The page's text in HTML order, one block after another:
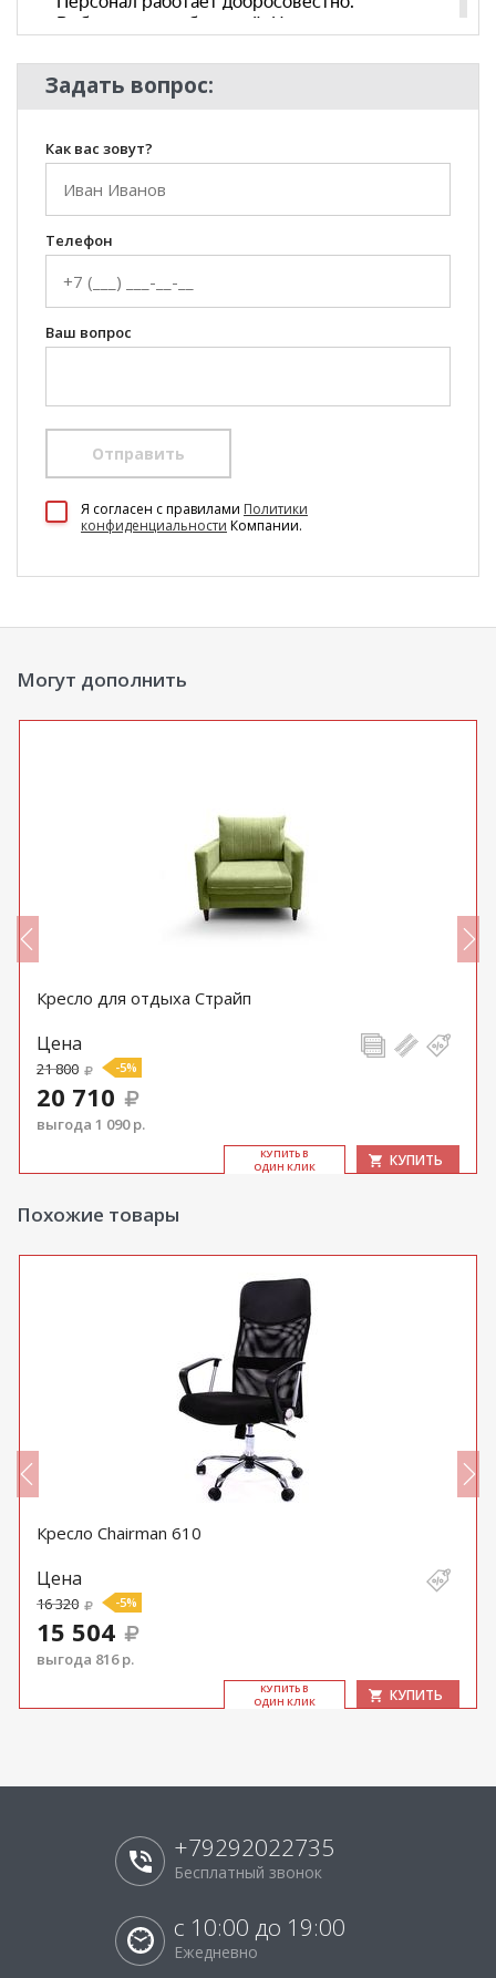
Стиль
Современный
Комната
Кабинет/Офис
Пол
Задать вопрос:
Как вас зовут?
Телефон
Ваш вопрос
Отправить
Я согласен c правилами Политики
конфиденциальности Компании.
Могут дополнить
Кресло для отдыха Страйп
Цена
21 800 -5%
20 710
выгода 1 090 р.
КУ­ПИТЬ В
ОДИН КЛИК
КУПИТЬ
Похожие товары
Кресло Chairman 610
Цена
16 320 -5%
15 504
выгода 816 р.
КУ­ПИТЬ В
ОДИН КЛИК
КУПИТЬ
+79292022735
Бесплатный звонок
с 10:00 до 19:00
Ежедневно